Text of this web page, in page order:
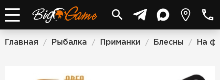
Главная / Рыбалка / Приманки / Блесны / На